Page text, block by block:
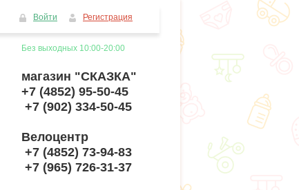
Войти Регистрация
Без выходных 10:00-20:00
магазин "СКАЗКА"
+7 (4852) 95-50-45
+7 (902) 334-50-45
Велоцентр
+7 (4852) 73-94-83
+7 (965) 726-31-37